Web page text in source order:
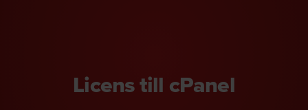
Licens till cPanel